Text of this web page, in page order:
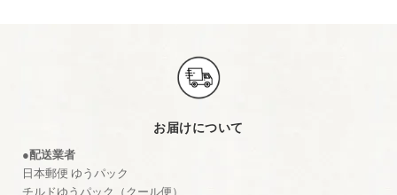
お届けについて
●配送業者
日本郵便 ゆうパック